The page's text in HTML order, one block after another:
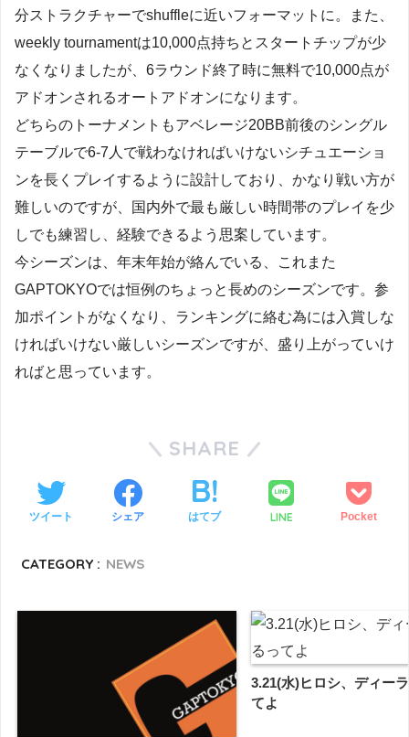
分ストラクチャーでshuffleに近いフォーマットに。また、
weekly tournamentは10,000点持ちとスタートチップが少
なくなりましたが、6ラウンド終了時に無料で10,000点が
アドオンされるオートアドオンになります。
どちらのトーナメントもアベレージ20BB前後のシングル
テーブルで6-7人で戦わなければいけないシチュエーショ
ンを長くプレイするように設計しており、かなり戦い方が
難しいのですが、国内外で最も厳しい時間帯のプレイを少
しでも練習し、経験できるよう思案しています。
今シーズンは、年末年始が絡んでいる、これまた
GAPTOKYOでは恒例のちょっと長めのシーズンです。参
加ポイントがなくなり、ランキングに絡む為には入賞しな
ければいけない厳しいシーズンですが、盛り上がっていけ
ればと思っています。
SHARE
ツイート シェア はてブ LINE Pocket
CATEGORY : NEWS
3.21(水)ヒロシ、ディー
てよ